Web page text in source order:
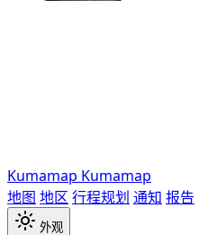
Kumamap Kumamap
地图 地区 行程规划 通知 报告
外观